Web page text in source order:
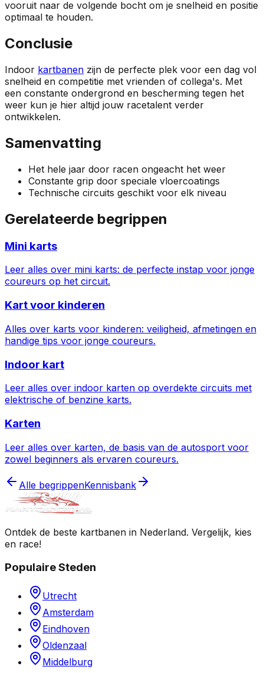
vooruit naar de volgende bocht om je snelheid en positie
optimaal te houden.
Conclusie
Indoor kartbanen zijn de perfecte plek voor een dag vol
snelheid en competitie met vrienden of collega's. Met
een constante ondergrond en bescherming tegen het
weer kun je hier altijd jouw racetalent verder
ontwikkelen.
Samenvatting
Het hele jaar door racen ongeacht het weer
Constante grip door speciale vloercoatings
Technische circuits geschikt voor elk niveau
Gerelateerde begrippen
Mini karts
Leer alles over mini karts: de perfecte instap voor jonge
coureurs op het circuit.
Kart voor kinderen
Alles over karts voor kinderen: veiligheid, afmetingen en
handige tips voor jonge coureurs.
Indoor kart
Leer alles over indoor karten op overdekte circuits met
elektrische of benzine karts.
Karten
Leer alles over karten, de basis van de autosport voor
zowel beginners als ervaren coureurs.
Alle begrippenKennisbank
Ontdek de beste kartbanen in Nederland. Vergelijk, kies
en race!
Populaire Steden
Utrecht
Amsterdam
Eindhoven
Oldenzaal
Middelburg